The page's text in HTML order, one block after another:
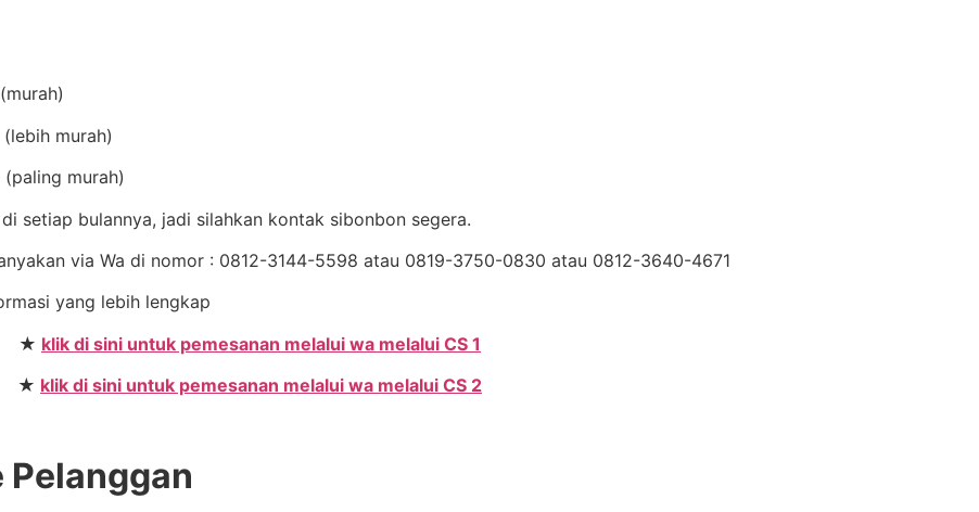
murah)
murah)
setiap bulannya, jadi silahkan kontak sibonbon segera.
via Wa di nomor : 0812-3144-5598 atau 0819-3750-0830 atau 0812-3640-4671
yang lebih lengkap
★ klik di sini untuk pemesanan melalui wa melalui CS 1
★ klik di sini untuk pemesanan melalui wa melalui CS 2
Pelanggan